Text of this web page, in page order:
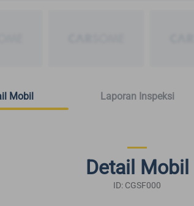
Mobil Laporan Inspeksi
Detail Mobil
ID: CGSF000